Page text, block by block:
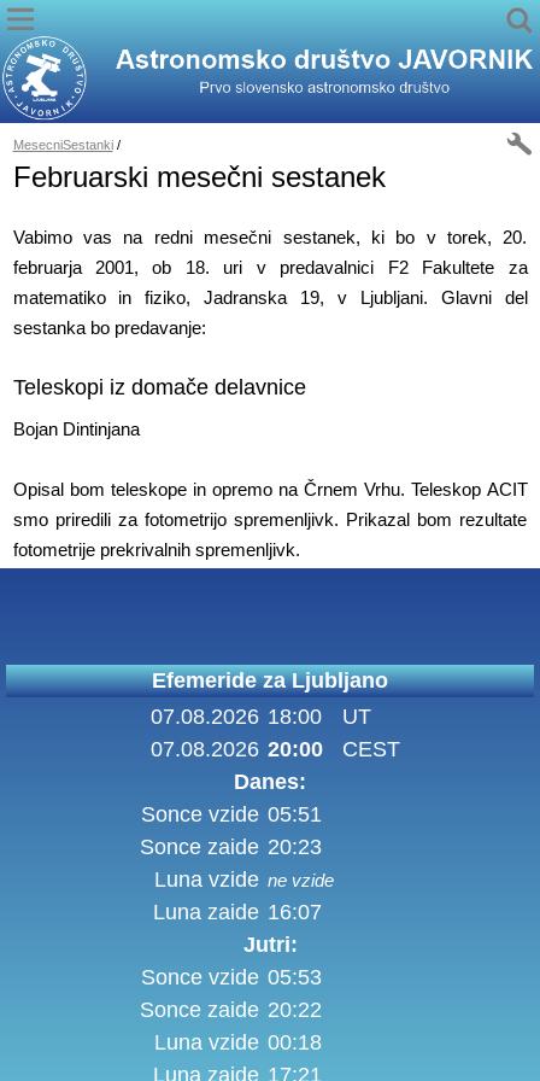
MesecniSestanki/
Februarski mesečni sestanek
Vabimo vas na redni mesečni sestanek, ki bo v torek, 20.
februarja 2001, ob 18. uri v predavalnici F2 Fakultete za
matematiko in fiziko, Jadranska 19, v Ljubljani. Glavni del
sestanka bo predavanje:
Teleskopi iz domače delavnice
Bojan Dintinjana
Opisal bom teleskope in opremo na Črnem Vrhu. Teleskop ACIT
smo priredili za fotometrijo spremenljivk. Prikazal bom rezultate
fotometrije prekrivalnih spremenljivk.
Efemeride za Ljubljano
07.08.2026 18:00
UT
07.08.2026 20:00
CEST
Danes:
Sonce vzide 05:51
Sonce zaide 20:23
Luna vzide ne vzide
Luna zaide 16:07
Jutri:
Sonce vzide 05:53
Sonce zaide 20:22
Luna vzide 00:18
Luna zaide 17:21